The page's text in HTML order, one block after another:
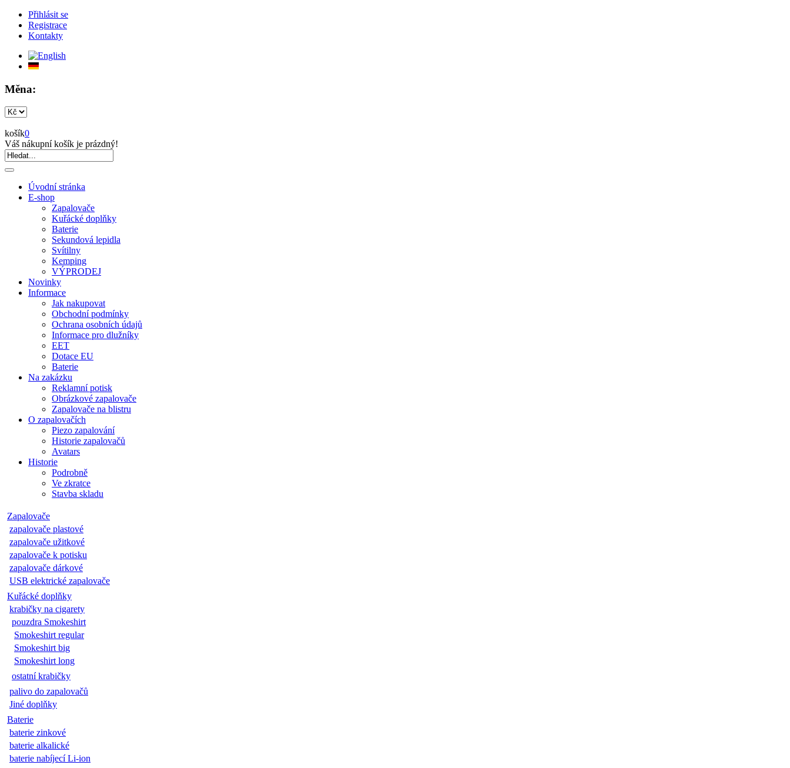
Přihlásit se
Registrace
Kontakty
Měna:
košík0
Váš nákupní košík je prázdný!
Úvodní stránka
E-shop
Zapalovače
Kuřácké doplňky
Baterie
Sekundová lepidla
Svítilny
Kemping
VÝPRODEJ
Novinky
Informace
Jak nakupovat
Obchodní podmínky
Ochrana osobních údajů
Informace pro dlužníky
EET
Dotace EU
Baterie
Na zakázku
Reklamní potisk
Obrázkové zapalovače
Zapalovače na blistru
O zapalovačích
Piezo zapalování
Historie zapalovačů
Avatars
Historie
Podrobně
Ve zkratce
Stavba skladu
Zapalovače
zapalovače plastové
zapalovače užitkové
zapalovače k potisku
zapalovače dárkové
USB elektrické zapalovače
Kuřácké doplňky
krabičky na cigarety
pouzdra Smokeshirt
Smokeshirt regular
Smokeshirt big
Smokeshirt long
ostatní krabičky
palivo do zapalovačů
Jiné doplňky
Baterie
baterie zinkové
baterie alkalické
baterie nabíjecí Li-ion